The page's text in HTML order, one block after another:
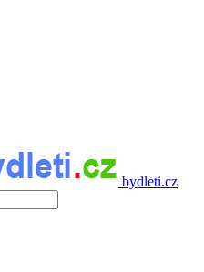
bydleti.cz